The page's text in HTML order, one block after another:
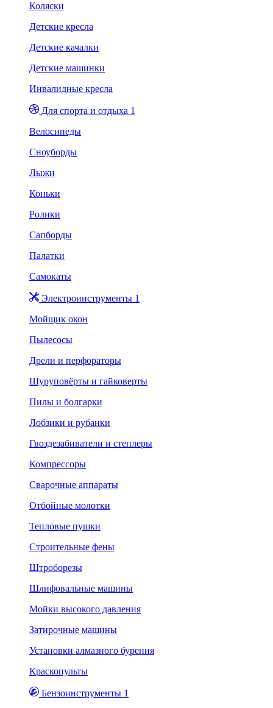
Коляски
Детские кресла
Детские качалки
Детские машинки
Инвалидные кресла
Для спорта и отдыха 1
Велосипеды
Сноуборды
Лыжи
Коньки
Ролики
Сапборды
Палатки
Самокаты
Электроинструменты 1
Мойщик окон
Пылесосы
Дрели и перфораторы
Шуруповёрты и гайковерты
Пилы и болгарки
Лобзики и рубанки
Гвоздезабиватели и степлеры
Компрессоры
Сварочные аппараты
Отбойные молотки
Тепловые пушки
Строительные фены
Штроборезы
Шлифовальные машины
Мойки высокого давления
Затирочные машины
Установки алмазного бурения
Краскопульты
Бензоинструменты 1